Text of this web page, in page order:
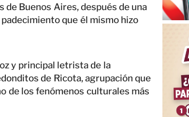
de Buenos Aires, después de una
que él mismo hizo
y principal letrista de la
de Ricota, agrupación que
de los fenómenos culturales más